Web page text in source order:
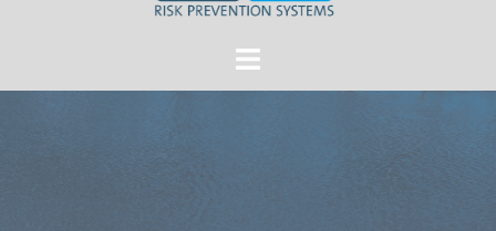
Toggle